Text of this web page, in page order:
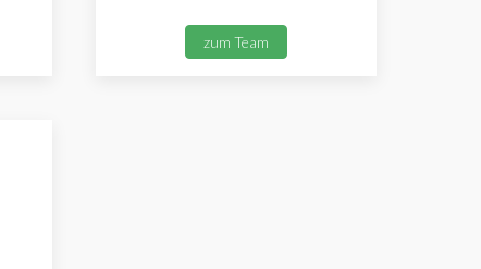
zum Team